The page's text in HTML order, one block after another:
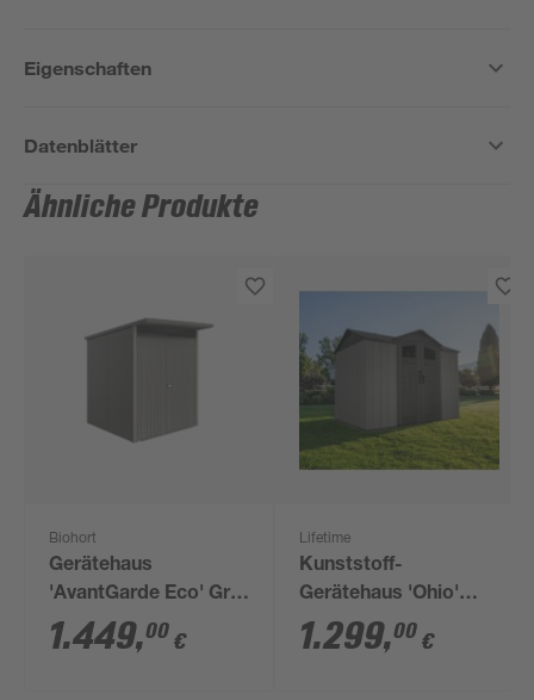
Eigenschaften
Datenblätter
Ähnliche Produkte
Biohort
Gerätehaus
'AvantGarde Eco' Gr.
A1 quarzgrau-metallic
180 x 220 cm mit
1.449,00 €
Lifetime
Kunststoff-
Gerätehaus 'Ohio'
grau 214 x 284 x 265
cm
1.299,00 €